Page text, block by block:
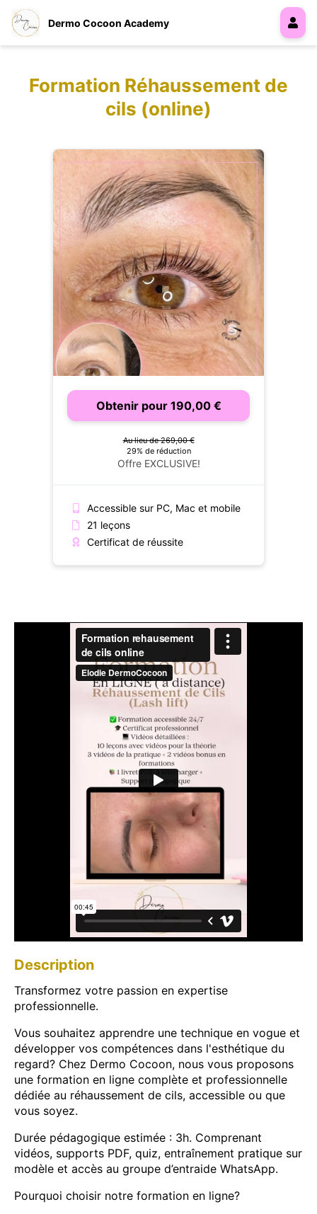
Dermo Cocoon Academy
Formation Réhaussement de
cils (online)
Obtenir pour 190,00 €
Au lieu de 269,00 €
29% de réduction
Offre EXCLUSIVE!
Accessible sur PC, Mac et mobile
21 leçons
Certificat de réussite
Description
Transformez votre passion en expertise
professionnelle.
Vous souhaitez apprendre une technique en vogue et
développer vos compétences dans l'esthétique du
regard? Chez Dermo Cocoon, nous vous proposons
une formation en ligne complète et professionnelle
dédiée au réhaussement de cils, accessible ou que
vous soyez.
Durée pédagogique estimée : 3h. Comprenant
vidéos, supports PDF, quiz, entraînement pratique sur
modèle et accès au groupe d’entraide WhatsApp.
Pourquoi choisir notre formation en ligne?